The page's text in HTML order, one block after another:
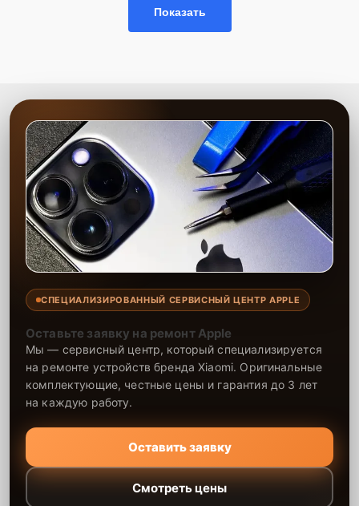
использованию современного оборудования. Мы предоставляем
Показать
СПЕЦИАЛИЗИРОВАННЫЙ СЕРВИСНЫЙ ЦЕНТР APPLE
Оставьте заявку на ремонт Apple
Мы — сервисный центр, который специализируется
на ремонте устройств бренда Xiaomi. Оригинальные
комплектующие, честные цены и гарантия до 3 лет
на каждую работу.
Оставить заявку
Смотреть цены